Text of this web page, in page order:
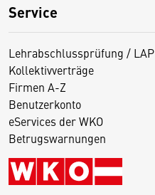
Service
Lehrabschlussprüfung / LAP
Kollektivverträge
Firmen A-Z
Benutzerkonto
eServices der WKO
Betrugswarnungen